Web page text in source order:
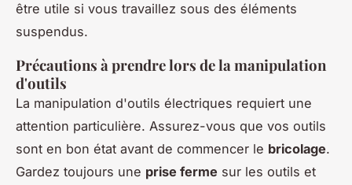
être utile si vous travaillez sous des éléments
suspendus.
Précautions à prendre lors de la manipulation
d'outils
La manipulation d'outils électriques requiert une
attention particulière. Assurez-vous que vos outils
sont en bon état avant de commencer le bricolage.
Gardez toujours une prise ferme sur les outils et